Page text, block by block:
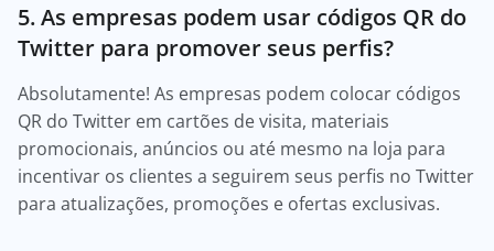
5. As empresas podem usar códigos QR do
Twitter para promover seus perfis?
Absolutamente! As empresas podem colocar códigos
QR do Twitter em cartões de visita, materiais
promocionais, anúncios ou até mesmo na loja para
incentivar os clientes a seguirem seus perfis no Twitter
para atualizações, promoções e ofertas exclusivas.